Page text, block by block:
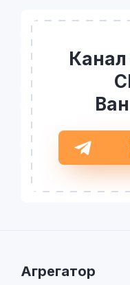
Канал
Агрегатор